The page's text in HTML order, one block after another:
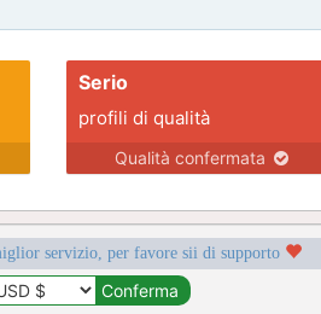
Serio
profili di qualità
Qualità confermata
servizio, per favore sii di supporto